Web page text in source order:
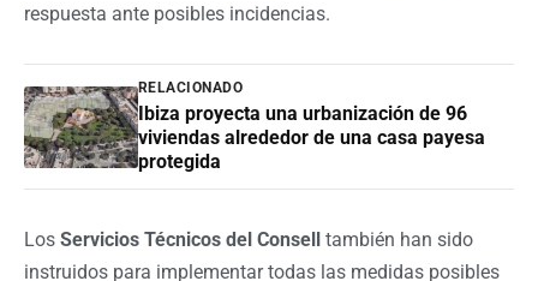
respuesta ante posibles incidencias.
RELACIONADO
Ibiza proyecta una urbanización de 96
viviendas alrededor de una casa payesa
protegida
Los Servicios Técnicos del Consell
también han sido
instruidos para implementar todas las medidas posibles